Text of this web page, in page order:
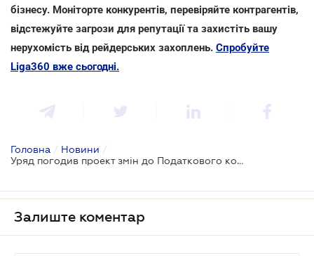
бізнесу. Моніторте конкурентів, перевіряйте контрагентів,
відстежуйте загрози для репутації та захистіть вашу
нерухомість від рейдерських захоплень. Спробуйте
Liga360 вже сьогодні.
Головна / Новини /
Уряд погодив проект змін до Податкового кодексу
Залиште коментар